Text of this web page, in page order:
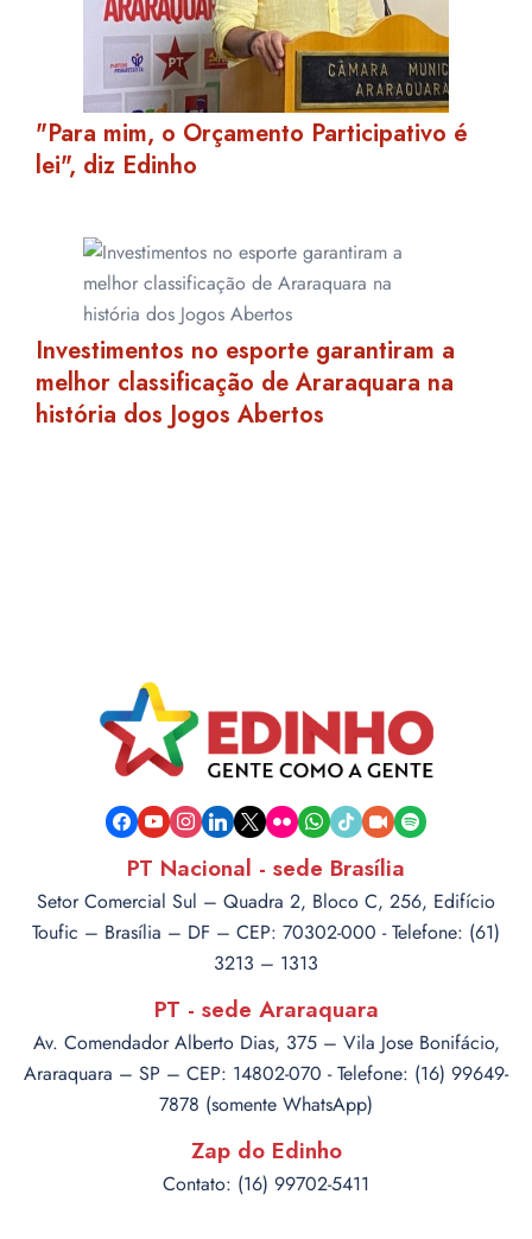
"Para mim, o Orçamento Participativo é
lei", diz Edinho
Investimentos no esporte garantiram a
melhor classificação de Araraquara na
história dos Jogos Abertos
facebook
youtubeinstagram
linkedin
x flickrwhatsapp
tiktokvideo-spotify
PT Nacional - sede Brasília
Setor Comercial Sul – Quadra 2, Bloco C, 256, Edifício
Toufic – Brasília – DF – CEP: 70302-000 - Telefone: (61)
3213 – 1313
PT - sede Araraquara
Av. Comendador Alberto Dias, 375 – Vila Jose Bonifácio,
Araraquara – SP – CEP: 14802-070 - Telefone: (16) 99649-
7878 (somente WhatsApp)
Zap do Edinho
Contato: (16) 99702-5411